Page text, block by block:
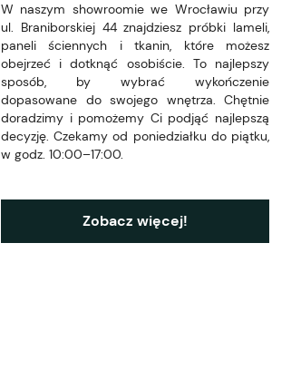
W naszym showroomie we Wrocławiu przy
ul. Braniborskiej 44 znajdziesz próbki lameli,
paneli ściennych i tkanin, które możesz
obejrzeć i dotknąć osobiście. To najlepszy
sposób, by wybrać wykończenie
dopasowane do swojego wnętrza. Chętnie
doradzimy i pomożemy Ci podjąć najlepszą
decyzję. Czekamy od poniedziałku do piątku,
w godz. 10:00–17:00.
Zobacz więcej!